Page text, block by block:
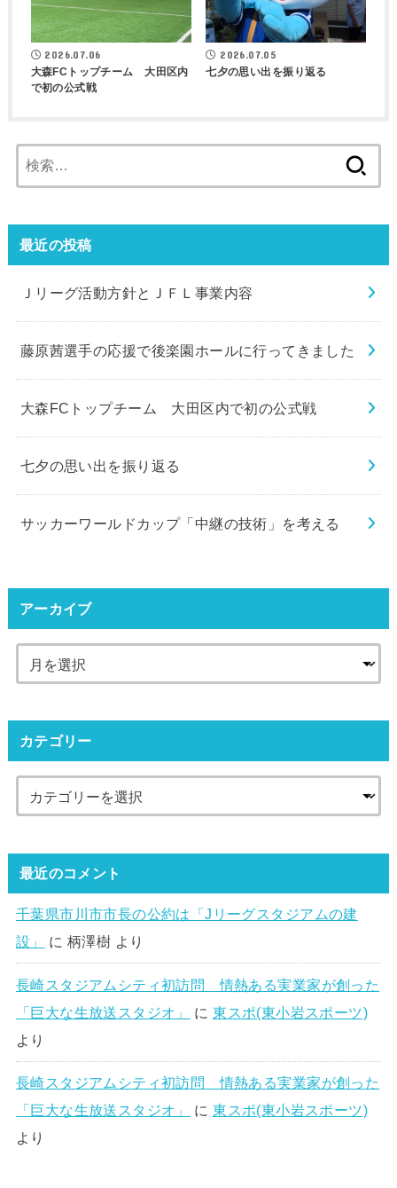
2026.07.06
大森FCトップチーム 大田区内
で初の公式戦
2026.07.05
七夕の思い出を振り返る
索:
最近の投稿
Ｊリーグ活動方針とＪＦＬ事業内容
藤原茜選手の応援で後楽園ホールに行ってきました
大森FCトップチーム 大田区内で初の公式戦
七夕の思い出を振り返る
サッカーワールドカップ「中継の技術」を考える
アーカイブ
カテゴリー
最近のコメント
千葉県市川市市長の公約は「Jリーグスタジアムの建
設」
に 柄澤樹 より
長崎スタジアムシティ初訪問 情熱ある実業家が創った
「巨大な生放送スタジオ」
に東スポ(東小岩スポーツ)
より
長崎スタジアムシティ初訪問 情熱ある実業家が創った
「巨大な生放送スタジオ」
に東スポ(東小岩スポーツ)
より